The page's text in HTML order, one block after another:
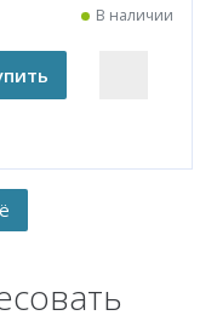
В наличии